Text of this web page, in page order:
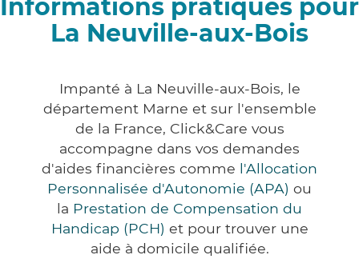
Informations pratiques pour
La Neuville-aux-Bois
Impanté à La Neuville-aux-Bois, le
département Marne et sur l'ensemble
de la France, Click&Care vous
accompagne dans vos demandes
d'aides financières comme l'Allocation
Personnalisée d'Autonomie (APA) ou
la Prestation de Compensation du
Handicap (PCH) et pour trouver une
aide à domicile qualifiée.